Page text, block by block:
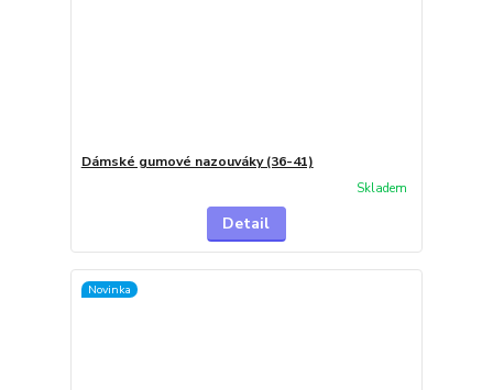
Dámské gumové nazouváky (36-41)
Skladem
Detail
Novinka